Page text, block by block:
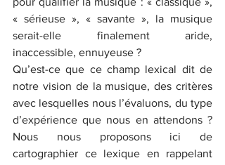
« sérieuse », « savante », la musique
serait-elle finalement aride,
inaccessible, ennuyeuse ?
Qu’est-ce que ce champ lexical dit de
notre vision de la musique, des critères
avec lesquelles nous l’évaluons, du type
d’expérience que nous en attendons ?
Nous nous proposons ici de
cartographier ce lexique en rappelant